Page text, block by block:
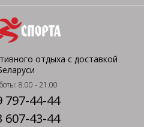
отдыха с доставкой
8.00 - 21.00
797-44-44
607-43-44